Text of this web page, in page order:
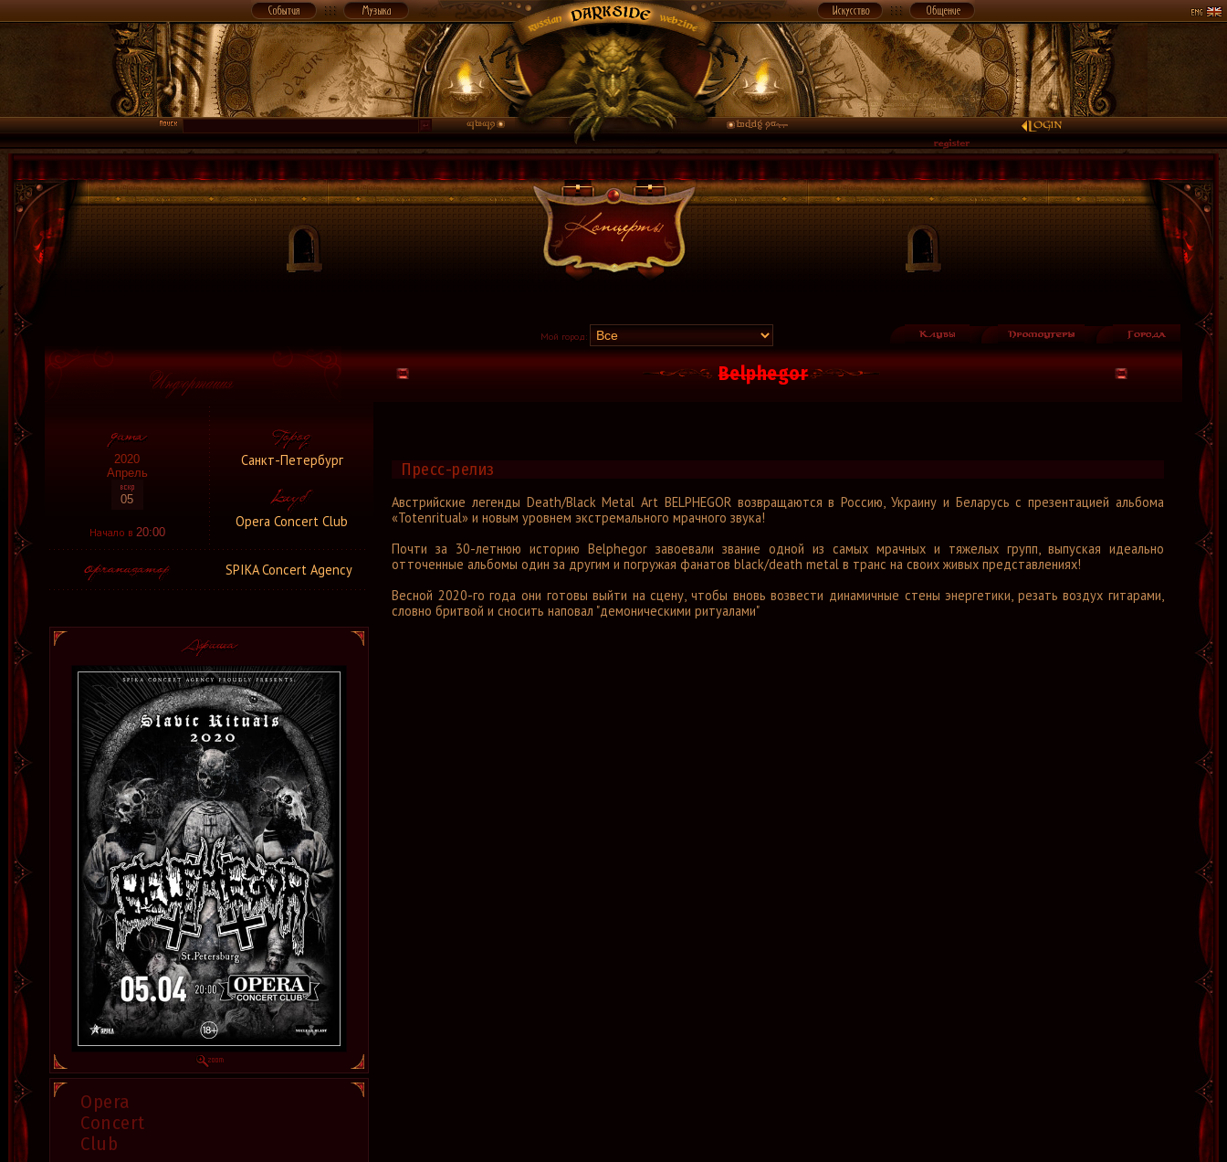
Мой город:
Belphegor
2020
Апрель
05
Начало в 20:00
Санкт-Петербург
Opera Concert Club
SPIKA Concert Agency
Opera
Concert
Club
Пресс-релиз
Австрийские легенды Death/Black Metal Art BELPHEGOR возвращаются в Россию, Украину и Беларусь с презентацией альбома
«Totenritual» и новым уровнем экстремального мрачного звука!
Почти за 30-летнюю историю Belphegor завоевали звание одной из самых мрачных и тяжелых групп, выпуская идеально
отточенные альбомы один за другим и погружая фанатов black/death metal в транс на своих живых представлениях!
Весной 2020-го года они готовы выйти на сцену, чтобы вновь возвести динамичные стены энергетики, резать воздух гитарами,
словно бритвой и сносить наповал "демоническими ритуалами"